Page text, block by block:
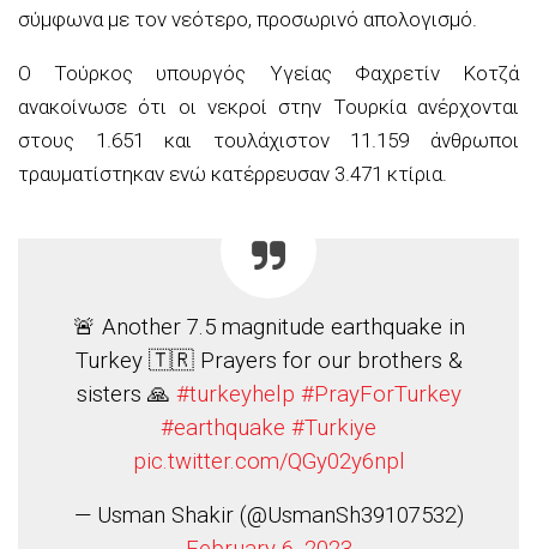
σύμφωνα με τον νεότερο, προσωρινό απολογισμό.
Ο Τούρκος υπουργός Υγείας Φαχρετίν Κοτζά
ανακοίνωσε ότι οι νεκροί στην Τουρκία ανέρχονται
στους 1.651 και τουλάχιστον 11.159 άνθρωποι
τραυματίστηκαν ενώ κατέρρευσαν 3.471 κτίρια.
🚨 Another 7.5 magnitude earthquake in
Turkey 🇹🇷 Prayers for our brothers &
sisters 🙏 #turkeyhelp #PrayForTurkey
#earthquake #Turkiye
pic.twitter.com/QGy02y6npl
— Usman Shakir (@UsmanSh39107532)